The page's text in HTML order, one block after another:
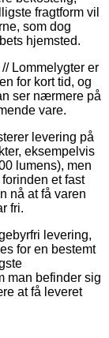
fragtform vil
som dog
hjemsted.
Lommelygter er
for kort tid, og
ser nærmere på
vare.
levering på
eksempelvis
lumens), men
et fast
nå at få varen
fri.
levering,
for en bestemt
man befinder sig
at få leveret